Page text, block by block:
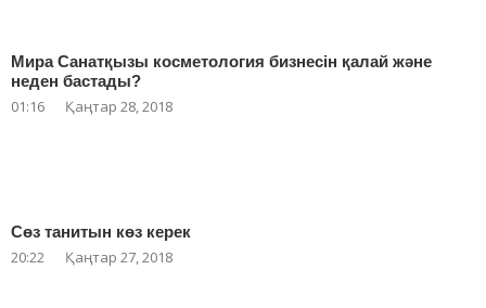
Мира Санатқызы косметология бизнесін қалай және
неден бастады?
01:16 Қаңтар 28, 2018
Сөз танитын көз керек
20:22 Қаңтар 27, 2018